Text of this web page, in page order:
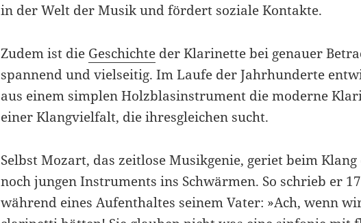
in der Welt der Musik und fördert soziale Kontakte.
Zudem ist die Geschichte der Klarinette bei genauer
spannend und vielseitig. Im Laufe der Jahrhunderte
aus einem simplen Holzblasinstrument die moderne
einer Klangvielfalt, die ihresgleichen sucht.
Selbst Mozart, das zeitlose Musikgenie, geriet beim Klang
noch jungen Instruments ins Schwärmen. So schrieb er
während eines Aufenthaltes seinem Vater: »Ach, wenn